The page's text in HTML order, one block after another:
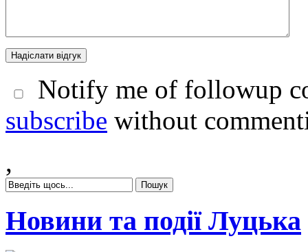
Notify me of followup
subscribe without
,
Новини та події Луцька